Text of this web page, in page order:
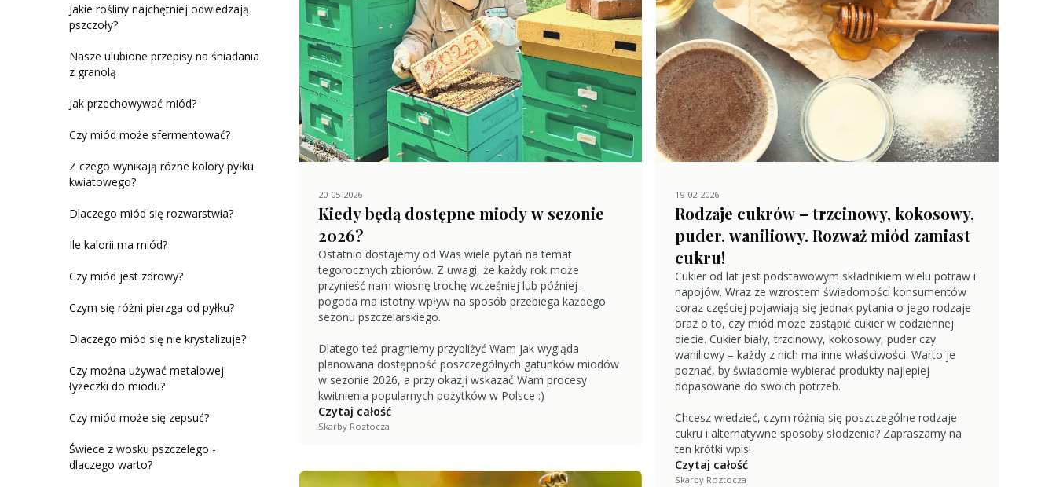
Jakie rośliny najchętniej odwiedzają
pszczoły?
Nasze ulubione przepisy na śniadania
z granolą
Jak przechowywać miód?
Czy miód może sfermentować?
Z czego wynikają różne kolory pyłku
kwiatowego?
Dlaczego miód się rozwarstwia?
Ile kalorii ma miód?
Czy miód jest zdrowy?
Czym się różni pierzga od pyłku?
Dlaczego miód się nie krystalizuje?
Czy można używać metalowej
łyżeczki do miodu?
Czy miód może się zepsuć?
Świece z wosku pszczelego -
dlaczego warto?
20-05-2026
Kiedy będą dostępne miody w sezonie
2026?
Ostatnio dostajemy od Was wiele pytań na temat
tegorocznych zbiorów. Z uwagi, że każdy rok może
przynieść nam wiosnę trochę wcześniej lub później -
pogoda ma istotny wpływ na sposób przebiega każdego
sezonu pszczelarskiego.
Dlatego też pragniemy przybliżyć Wam jak wygląda
planowana dostępność poszczególnych gatunków miodów
w sezonie 2026, a przy okazji wskazać Wam procesy
kwitnienia popularnych pożytków w Polsce :)
Czytaj całość
Skarby Roztocza
19-02-2026
Rodzaje cukrów – trzcinowy, kokosowy,
puder, waniliowy. Rozważ miód zamiast
cukru!
Cukier od lat jest podstawowym składnikiem wielu potraw i
napojów. Wraz ze wzrostem świadomości konsumentów
coraz częściej pojawiają się jednak pytania o jego rodzaje
oraz o to, czy miód może zastąpić cukier w codziennej
diecie. Cukier biały, trzcinowy, kokosowy, puder czy
waniliowy – każdy z nich ma inne właściwości. Warto je
poznać, by świadomie wybierać produkty najlepiej
dopasowane do swoich potrzeb.
Chcesz wiedzieć, czym różnią się poszczególne rodzaje
cukru i alternatywne sposoby słodzenia? Zapraszamy na
ten krótki wpis!
Czytaj całość
Skarby Roztocza